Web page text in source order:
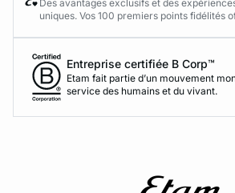
Des avantages exclusifs et des
uniques. Vos 100 premiers points fidélités
Entreprise certifiée B Corp™
Etam fait partie d’un mouvement
service des humains et du vivant.